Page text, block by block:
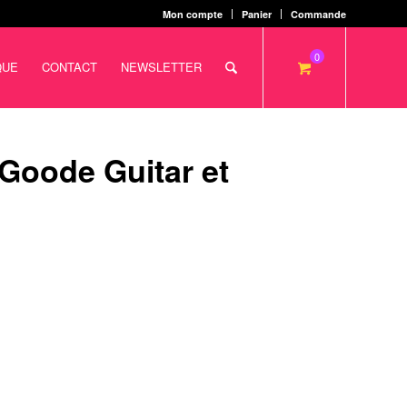
Mon compte Panier Commande
CONTACT NEWSLETTER
0
Guitar et